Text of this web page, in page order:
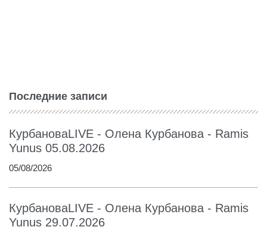
Последние записи
КурбановаLIVE - Олена Курбанова - Ramis
Yunus 05.08.2026
05/08/2026
КурбановаLIVE - Олена Курбанова - Ramis
Yunus 29.07.2026